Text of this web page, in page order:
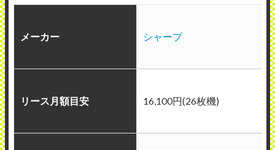
メーカー シャープ
リース月額目安 16,100円(26枚機)